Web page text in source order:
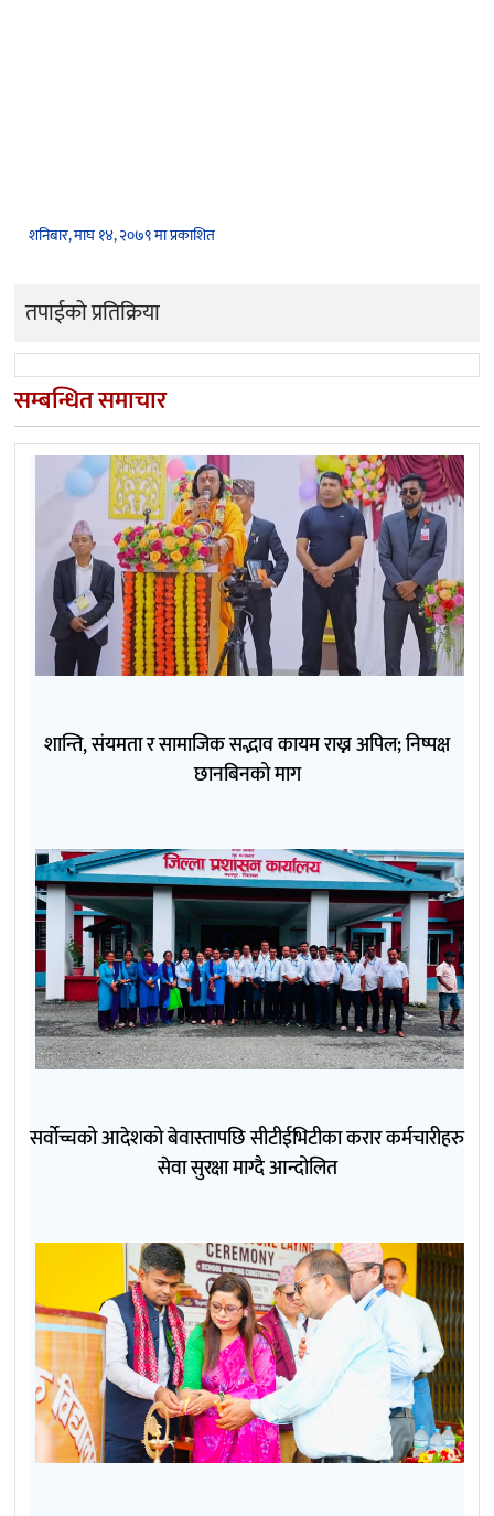
शनिबार, माघ १४, २०७९ मा प्रकाशित
तपाईको प्रतिक्रिया
सम्बन्धित समाचार
शान्ति, संयमता र सामाजिक सद्भाव कायम राख्न अपिल; निष्पक्ष
छानबिनको माग
सर्वोच्चको आदेशको बेवास्तापछि सीटीईभिटीका करार कर्मचारीहरु
सेवा सुरक्षा माग्दै आन्दोलित